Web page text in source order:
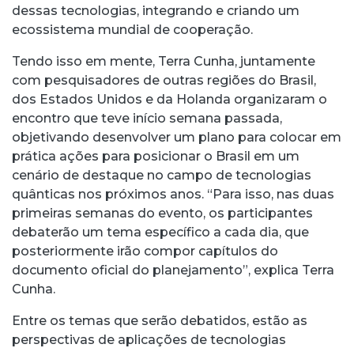
dessas tecnologias, integrando e criando um
ecossistema mundial de cooperação.
Tendo isso em mente, Terra Cunha, juntamente
com pesquisadores de outras regiões do Brasil,
dos Estados Unidos e da Holanda organizaram o
encontro que teve início semana passada,
objetivando desenvolver um plano para colocar em
prática ações para posicionar o Brasil em um
cenário de destaque no campo de tecnologias
quânticas nos próximos anos. “Para isso, nas duas
primeiras semanas do evento, os participantes
debaterão um tema específico a cada dia, que
posteriormente irão compor capítulos do
documento oficial do planejamento”, explica Terra
Cunha.
Entre os temas que serão debatidos, estão as
perspectivas de aplicações de tecnologias